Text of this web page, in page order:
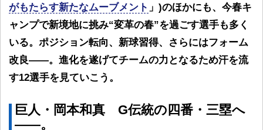
がもたらす新たなムーブメント 」)のほかにも、今春キ
ャンプで新境地に挑み“変革の春”を過ごす選手も多く
いる。ポジション転向、新球習得、さらにはフォーム
改良――。進化を遂げてチームの力となるため汗を流
す12選手を見ていこう。
巨人・岡本和真 G伝統の四番・三塁へ
――。